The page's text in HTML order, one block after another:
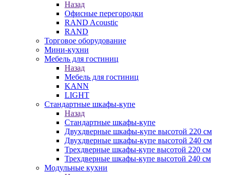
Назад
Офисные перегородки
RAND Acoustic
RAND
Торговое оборудование
Мини-кухни
Мебель для гостиниц
Назад
Мебель для гостиниц
KANN
LIGHT
Стандартные шкафы-купе
Назад
Стандартные шкафы-купе
Двухдверные шкафы-купе высотой 220 см
Двухдверные шкафы-купе высотой 240 см
Трехдверные шкафы-купе высотой 220 см
Трехдверные шкафы-купе высотой 240 см
Модульные кухни